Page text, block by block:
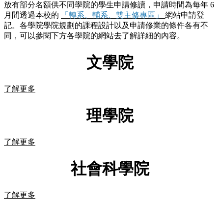
放有部分名額供不同學院的學生申請修讀，申請時間為每年 6
月間透過本校的
「轉系、輔系、雙主修專區」
網站申請登
記。各學院學院規劃的課程設計以及申請修業的條件各有不
同，可以參閱下方各學院的網站去了解詳細的內容。
文學院
了解更多
理學院
了解更多
社會科學院
了解更多